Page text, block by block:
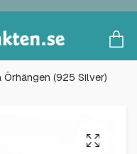
(925 Silver)